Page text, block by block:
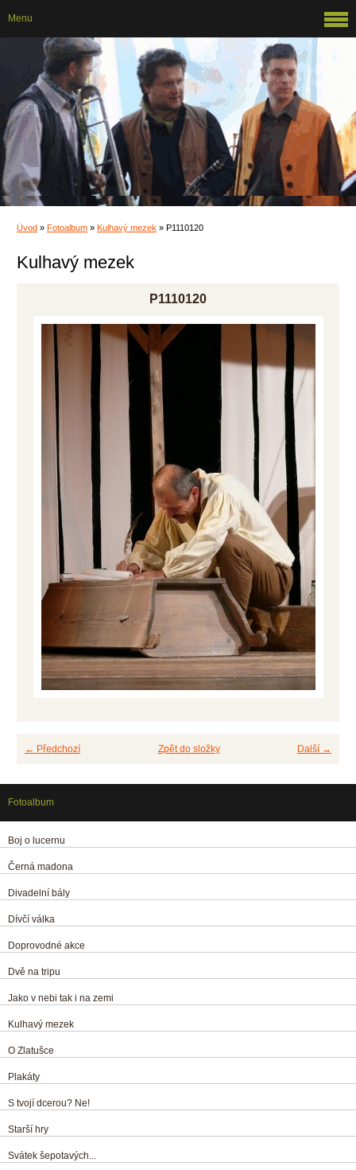
Úvod » Fotoalbum » Kulhavý mezek » P1110120
Kulhavý mezek
P1110120
← Předchozí Další →
Zpět do složky
Menu
Fotoalbum
Boj o lucernu
Černá madona
Divadelní bály
Dívčí válka
Doprovodné akce
Dvě na tripu
Jako v nebi tak i na zemi
Kulhavý mezek
O Zlatušce
Plakáty
S tvojí dcerou? Ne!
Starší hry
Svátek šepotavých...